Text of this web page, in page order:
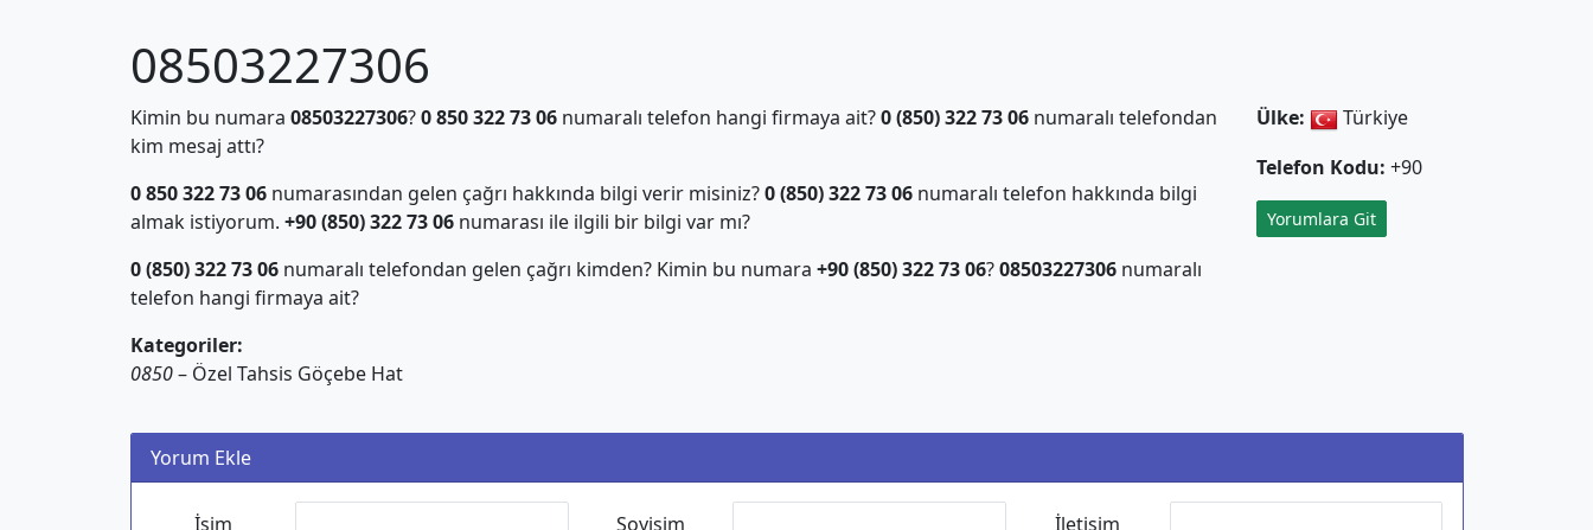
08503227306
Kimin bu numara 08503227306?0 850 322 73 06numaralı telefon hangi firmaya ait?0 (850) 322 73 06numaralı telefondan
kim mesaj attı?
0 850 322 73 06numarasından gelen çağrı hakkında bilgi verir misiniz?0 (850) 322 73 06numaralı telefon hakkında bilgi
almak istiyorum. +90 (850) 322 73 06numarası ile ilgili bir bilgi var mı?
0 (850) 322 73 06numaralı telefondan gelen çağrı kimden? Kimin bu numara +90 (850) 322 73 06?08503227306numaralı
telefon hangi firmaya ait?
Kategoriler:
0850– Özel Tahsis Göçebe Hat
Ülke:
Türkiye
Telefon Kodu: +90
Yorumlara Git
Yorum Ekle
İsim Soyisim
İletişim